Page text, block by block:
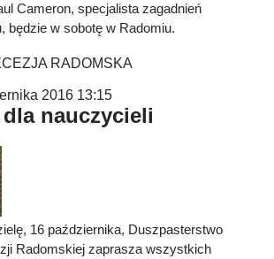
Cameron, specjalista zagadnień
będzie w sobotę w Radomiu.
RADOMSKA
2016 13:15
nauczycieli
16 października, Duszpasterstwo
Radomskiej zaprasza wszystkich